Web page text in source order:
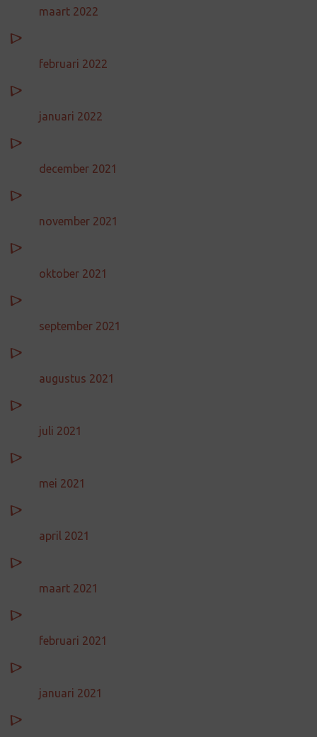
maart 2022
februari 2022
januari 2022
december 2021
november 2021
oktober 2021
september 2021
augustus 2021
juli 2021
mei 2021
april 2021
maart 2021
februari 2021
januari 2021